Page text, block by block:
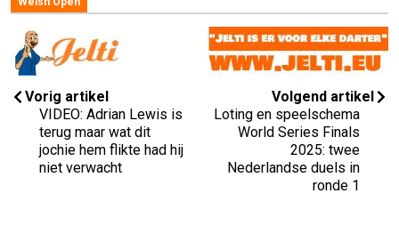
Vorig artikel
VIDEO: Adrian Lewis is
terug maar wat dit
jochie hem flikte had hij
niet verwacht
Volgend artikel
Loting en speelschema
World Series Finals
2025: twee
Nederlandse duels in
ronde 1